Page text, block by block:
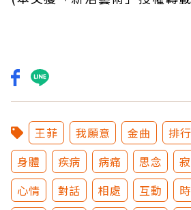
王菲 我願意 金曲 排
身體
疾病 病痛 思念
心情
對話 相處 互動